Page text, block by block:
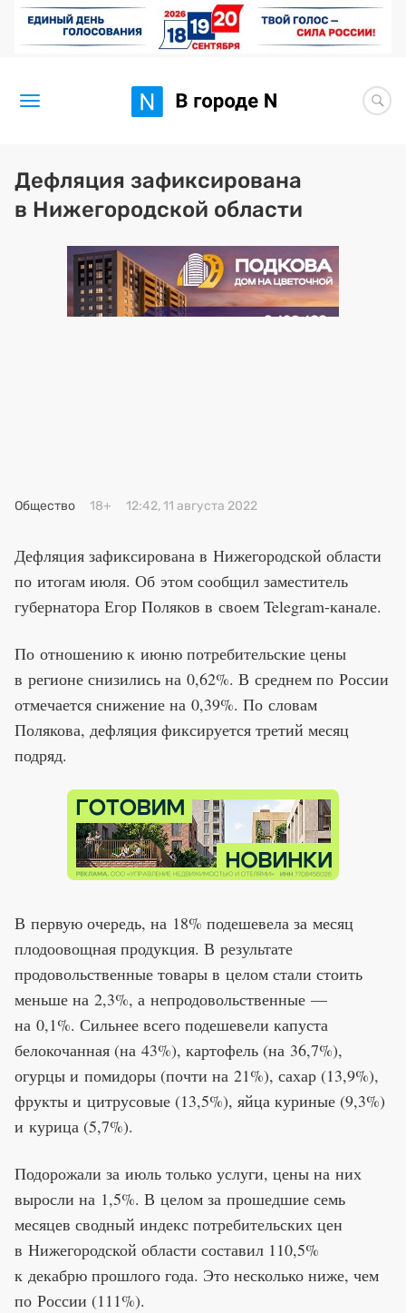
Новости
Статьи
Здоровье
BORЩ
Дефляция зафиксирована
в Нижегородской области
Общество 18+ 12:42, 11 августа 2022
Дефляция зафиксирована в Нижегородской области
по итогам июля. Об этом сообщил заместитель
губернатора Егор Поляков в своем Telegram-канале.
По отношению к июню потребительские цены
в регионе снизились на 0,62%. В среднем по России
отмечается снижение на 0,39%. По словам
Полякова, дефляция фиксируется третий месяц
подряд.
В первую очередь, на 18% подешевела за месяц
плодоовощная продукция. В результате
продовольственные товары в целом стали стоить
меньше на 2,3%, а непродовольственные —
на 0,1%. Сильнее всего подешевели капуста
белокочанная (на 43%), картофель (на 36,7%),
огурцы и помидоры (почти на 21%), сахар (13,9%),
фрукты и цитрусовые (13,5%), яйца куриные (9,3%)
и курица (5,7%).
Подорожали за июль только услуги, цены на них
выросли на 1,5%. В целом за прошедшие семь
месяцев сводный индекс потребительских цен
в Нижегородской области составил 110,5%
к декабрю прошлого года. Это несколько ниже, чем
по России (111%).